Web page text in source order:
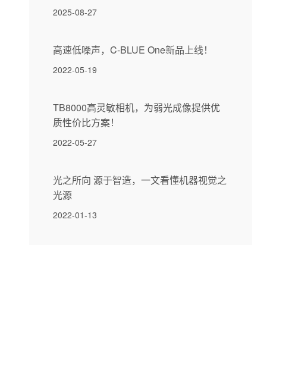
2025-08-27
高速低噪声，C-BLUE One新品上线！
2022-05-19
TB8000高灵敏相机，为弱光成像提供优
质性价比方案！
2022-05-27
光之所向 源于智造，一文看懂机器视觉之
光源
2022-01-13